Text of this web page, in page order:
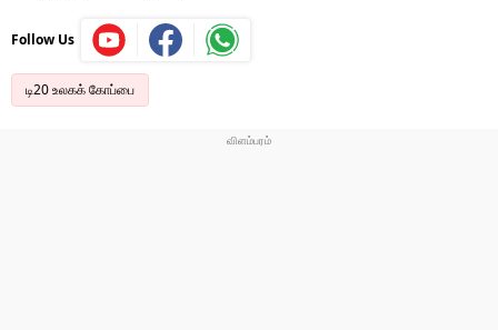
Follow Us
டி20 உலகக் கோப்பை